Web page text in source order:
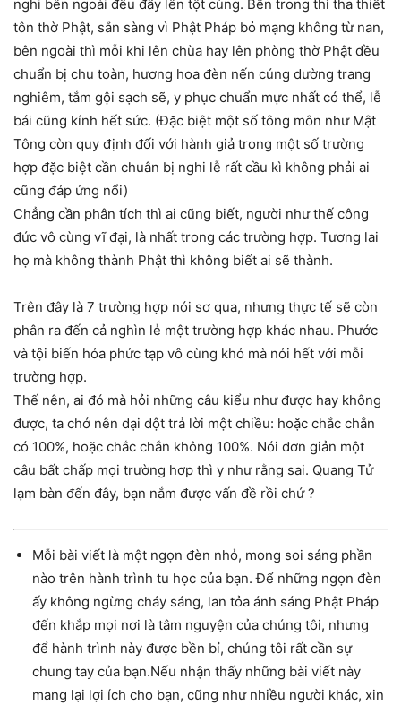
nghi bên ngoài đều đẩy lên tột cùng. Bên trong thì tha thiết
tôn thờ Phật, sẵn sàng vì Phật Pháp bỏ mạng không từ nan,
bên ngoài thì mỗi khi lên chùa hay lên phòng thờ Phật đều
chuẩn bị chu toàn, hương hoa đèn nến cúng dường trang
nghiêm, tắm gội sạch sẽ, y phục chuẩn mực nhất có thể, lễ
bái cũng kính hết sức. (Đặc biệt một số tông môn như Mật
Tông còn quy định đối với hành giả trong một số trường
hợp đặc biệt cần chuân bị nghi lễ rất cầu kì không phải ai
cũng đáp ứng nổi)
Chẳng cần phân tích thì ai cũng biết, người như thế công
đức vô cùng vĩ đại, là nhất trong các trường hợp. Tương lai
họ mà không thành Phật thì không biết ai sẽ thành.
Trên đây là 7 trường hợp nói sơ qua, nhưng thực tế sẽ còn
phân ra đến cả nghìn lẻ một trường hợp khác nhau. Phước
và tội biến hóa phức tạp vô cùng khó mà nói hết với mỗi
trường hợp.
Thế nên, ai đó mà hỏi những câu kiểu như được hay không
được, ta chớ nên dại dột trả lời một chiều: hoặc chắc chắn
có 100%, hoặc chắc chắn không 100%. Nói đơn giản một
câu bất chấp mọi trường hơp thì y như rằng sai. Quang Tử
lạm bàn đến đây, bạn nắm được vấn đề rồi chứ ?
Mỗi bài viết là một ngọn đèn nhỏ, mong soi sáng phần
nào trên hành trình tu học của bạn. Để những ngọn đèn
ấy không ngừng cháy sáng, lan tỏa ánh sáng Phật Pháp
đến khắp mọi nơi là tâm nguyện của chúng tôi, nhưng
để hành trình này được bền bỉ, chúng tôi rất cần sự
chung tay của bạn.Nếu nhận thấy những bài viết này
mang lại lợi ích cho bạn, cũng như nhiều người khác, xin